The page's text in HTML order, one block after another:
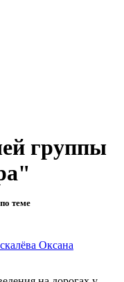
группы
теме
Оксана